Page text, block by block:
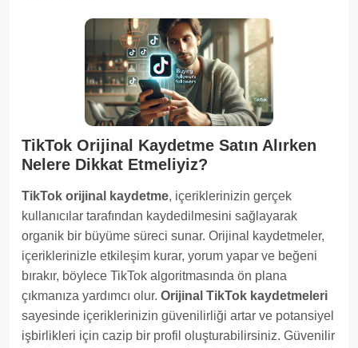
TikTok Orijinal Kaydetme Satın Alırken
Nelere Dikkat Etmeliyiz?
TikTok orijinal kaydetme, içeriklerinizin gerçek
kullanıcılar tarafından kaydedilmesini sağlayarak
organik bir büyüme süreci sunar. Orijinal kaydetmeler,
içeriklerinizle etkileşim kurar, yorum yapar ve beğeni
bırakır, böylece TikTok algoritmasında ön plana
çıkmanıza yardımcı olur. Orijinal TikTok kaydetmeleri
sayesinde içeriklerinizin güvenilirliği artar ve potansiyel
işbirlikleri için cazip bir profil oluşturabilirsiniz. Güvenilir